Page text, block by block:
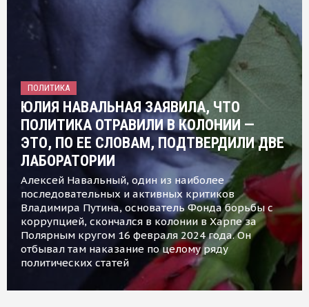
ПОЛИТИКА
ЮЛИЯ НАВАЛЬНАЯ ЗАЯВИЛА, ЧТО
ПОЛИТИКА ОТРАВИЛИ В КОЛОНИИ —
ЭТО, ПО ЕЕ СЛОВАМ, ПОДТВЕРДИЛИ ДВЕ
ЛАБОРАТОРИИ
Алексей Навальный, один из наиболее
последовательных и активных критиков
Владимира Путина, основатель Фонда борьбы с
коррупцией, скончался в колонии в Харпе за
Полярным кругом 16 февраля 2024 года. Он
отбывал там наказание по целому ряду
политических статей